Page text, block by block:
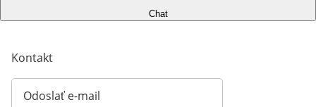
Chat
Kontakt
Odoslať e-mail